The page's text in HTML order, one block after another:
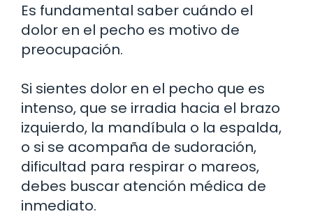
Es fundamental saber cuándo el
dolor en el pecho es motivo de
preocupación.
Si sientes dolor en el pecho que es
intenso, que se irradia hacia el brazo
izquierdo, la mandíbula o la espalda,
o si se acompaña de sudoración,
dificultad para respirar o mareos,
debes buscar atención médica de
inmediato.